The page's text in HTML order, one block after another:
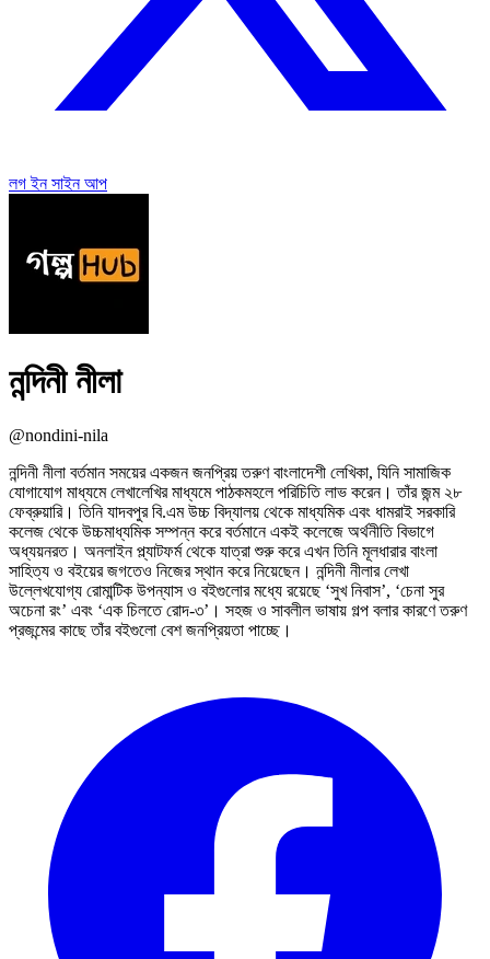
লগ ইনসাইন আপ
নন্দিনী নীলা
@nondini-nila
নন্দিনী নীলা বর্তমান সময়ের একজন জনপ্রিয় তরুণ বাংলাদেশী লেখিকা, যিনি সামাজিক
যোগাযোগ মাধ্যমে লেখালেখির মাধ্যমে পাঠকমহলে পরিচিতি লাভ করেন। তাঁর জন্ম ২৮
ফেব্রুয়ারি। তিনি যাদবপুর বি.এম উচ্চ বিদ্যালয় থেকে মাধ্যমিক এবং ধামরাই সরকারি
কলেজ থেকে উচ্চমাধ্যমিক সম্পন্ন করে বর্তমানে একই কলেজে অর্থনীতি বিভাগে
অধ্যয়নরত। অনলাইন প্ল্যাটফর্ম থেকে যাত্রা শুরু করে এখন তিনি মূলধারার বাংলা
সাহিত্য ও বইয়ের জগতেও নিজের স্থান করে নিয়েছেন। নন্দিনী নীলার লেখা
উল্লেখযোগ্য রোমান্টিক উপন্যাস ও বইগুলোর মধ্যে রয়েছে ‘সুখ নিবাস’, ‘চেনা সুর
অচেনা রং’ এবং ‘এক চিলতে রোদ-৩’। সহজ ও সাবলীল ভাষায় গল্প বলার কারণে তরুণ
প্রজন্মের কাছে তাঁর বইগুলো বেশ জনপ্রিয়তা পাচ্ছে।